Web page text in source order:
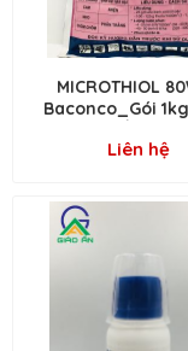
MICROTHIOL
Baconco_Gói
Liên hệ